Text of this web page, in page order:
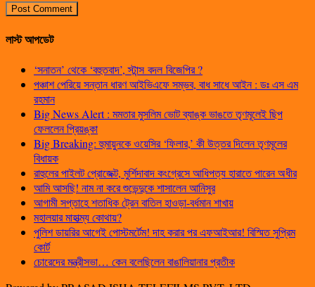
লাস্ট আপডেট
‘সনাতন’ থেকে ‘বহুতবাদ’, স্টান্স বদল বিজেপির ?
পঞ্চাশ পেরিয়ে সন্তান ধারণ আইভিএফে সম্ভব, বাধ সাধে আইন : ডঃ এস এম
রহমান
Big News Alert : মমতার মুসলিম ভোট ব্যাঙ্ক ভাঙতে তৃণমূলেই ছিপ
ফেললেন প্রিয়ঙ্কা
Big Breaking: হুমায়ুনকে ওয়েসির ‘ফিলার,’ কী উত্তর দিলেন তৃণমূলের
বিধায়ক
রাহুলের পাইলট প্রোজেক্ট, মুর্শিদাবাদ কংগ্রেসে আধিপত্য হারাতে পারেন অধীর
আমি আসছি! নাম না করে শুভেন্দুকে শাসালেন আনিসুর
আগামী সপ্তাহে শতাধিক ট্রেন বাতিল হাওড়া-বর্ধমান শাখায়
মহালয়ার মাহাত্ম্য কোথায়?
পুলিশ ডায়রির আগেই পোস্টমর্টেম! দাহ করার পর এফআইআর! বিস্মিত সুপ্রিম
কোর্ট
চোরেদের মন্ত্রীসভা… কেন বলেছিলেন বাঙালিয়ানার প্রতীক